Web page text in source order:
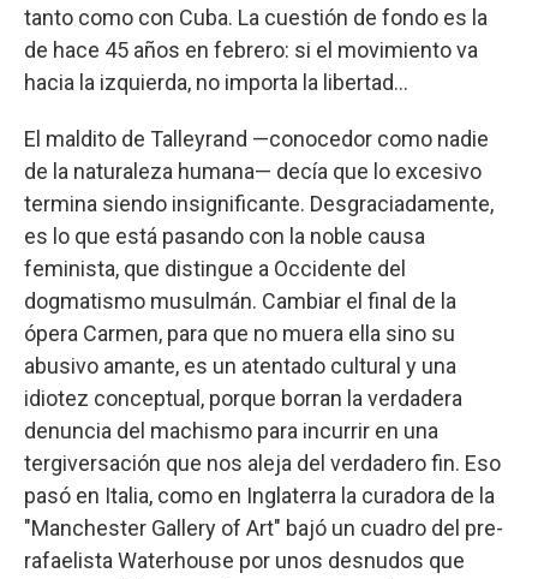
tanto como con Cuba. La cuestión de fondo es la
de hace 45 años en febrero: si el movimiento va
hacia la izquierda, no importa la libertad…
El maldito de Talleyrand —conocedor como nadie
de la naturaleza humana— decía que lo excesivo
termina siendo insignificante. Desgraciadamente,
es lo que está pasando con la noble causa
feminista, que distingue a Occidente del
dogmatismo musulmán. Cambiar el final de la
ópera Carmen, para que no muera ella sino su
abusivo amante, es un atentado cultural y una
idiotez conceptual, porque borran la verdadera
denuncia del machismo para incurrir en una
tergiversación que nos aleja del verdadero fin. Eso
pasó en Italia, como en Inglaterra la curadora de la
"Manchester Gallery of Art" bajó un cuadro del pre-
rafaelista Waterhouse por unos desnudos que